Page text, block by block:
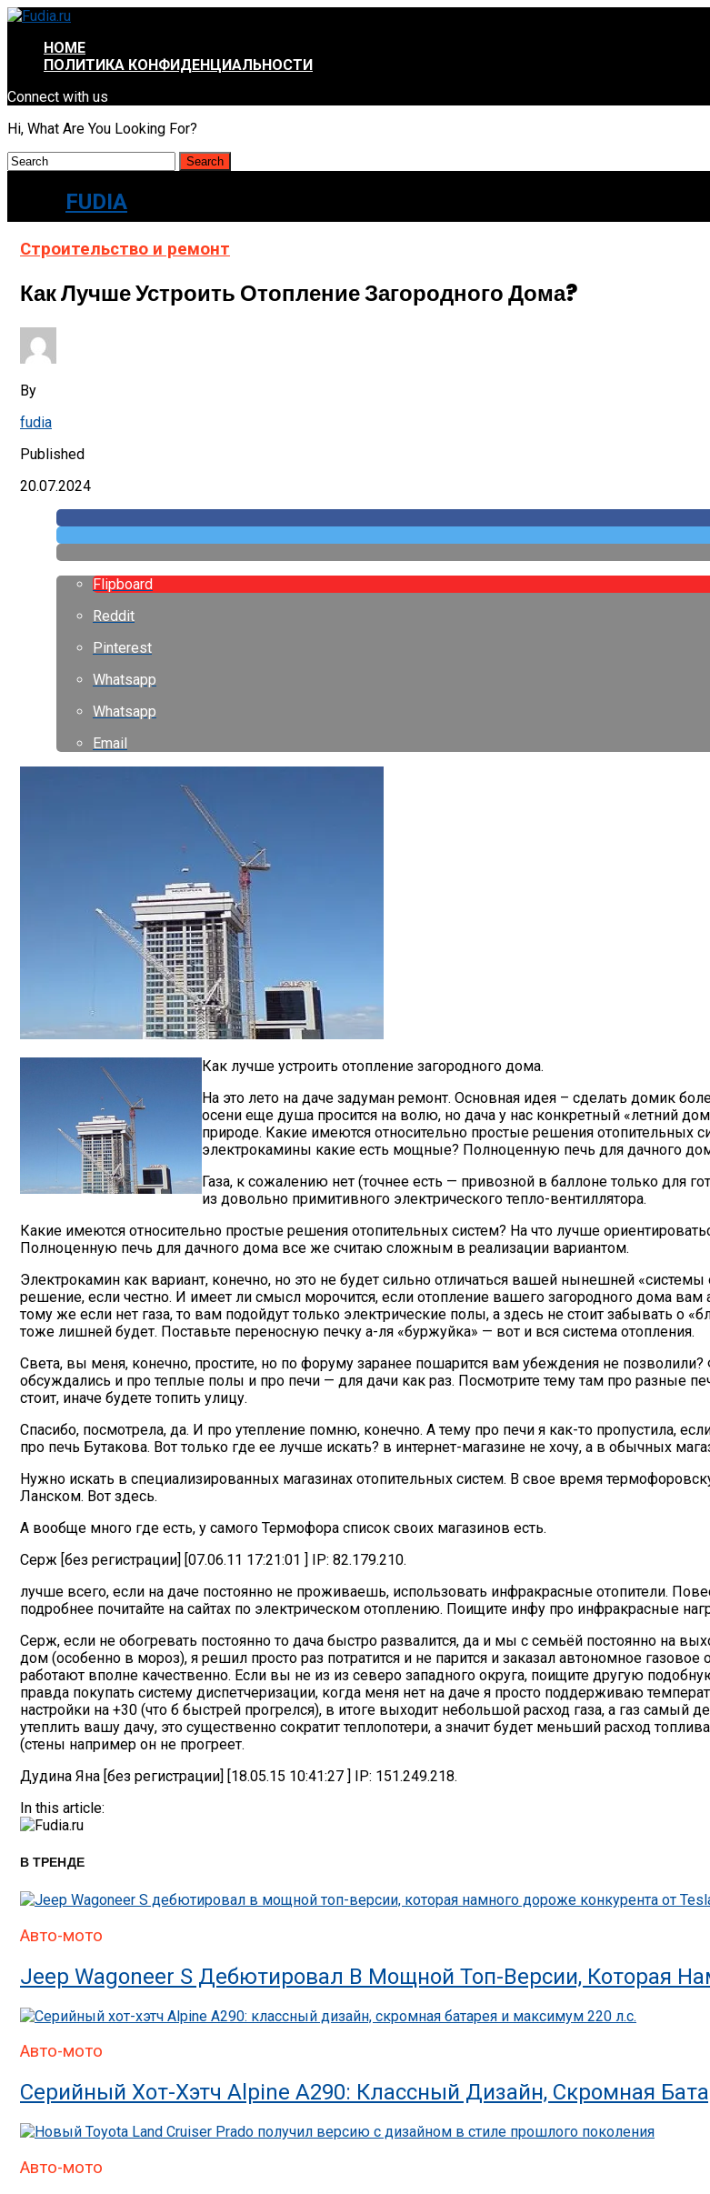
HOME
ПОЛИТИКА КОНФИДЕНЦИАЛЬНОСТИ
Connect with us
Hi, What Are You Looking For?
FUDIA
Строительство и ремонт
Как Лучше Устроить Отопление Загородного Дома?
By
fudia
Published
20.07.2024
Flipboard
Reddit
Pinterest
Whatsapp
Whatsapp
Email
Как лучше устроить отопление загородного дома.
На это лето на даче задуман ремонт. Основная идея – сделать домик
осени еще душа просится на волю, но дача у нас конкретный «летний
природе. Какие имеются относительно простые решения отопительных
электрокамины какие есть мощные? Полноценную печь для дачного
Газа, к сожалению нет (точнее есть — привозной в баллоне только для
из довольно примитивного электрического тепло-вентиллятора.
Какие имеются относительно простые решения отопительных систем? На что лучше
Полноценную печь для дачного дома все же считаю сложным в реализации вариантом.
Электрокамин как вариант, конечно, но это не будет сильно отличаться вашей нынешней
решение, если честно. И имеет ли смысл морочится, если отопление вашего загородного дома вам
тому же если нет газа, то вам подойдут только электрические полы, а здесь не стоит забывать о
тоже лишней будет. Поставьте переносную печку а-ля «буржуйка» — вот и вся система отопления.
Света, вы меня, конечно, простите, но по форуму заранее пошарится вам убеждения не
обсуждались и про теплые полы и про печи — для дачи как раз. Посмотрите тему там про разные
стоит, иначе будете топить улицу.
Спасибо, посмотрела, да. И про утепление помню, конечно. А тему про печи я как-то пропустила,
про печь Бутакова. Вот только где ее лучше искать? в интернет-магазине не хочу, а в обычных
Нужно искать в специализированных магазинах отопительных систем. В свое время
Ланском. Вот здесь.
А вообще много где есть, у самого Термофора список своих магазинов есть.
Серж [без регистрации] [07.06.11 17:21:01 ] IP: 82.179.210.
лучше всего, если на даче постоянно не проживаешь, использовать инфракрасные отопители.
подробнее почитайте на сайтах по электрическом отоплению. Поищите инфу про инфракрасные
Серж, если не обогревать постоянно то дача быстро развалится, да и мы с семьёй постоянно на
дом (особенно в мороз), я решил просто раз потратится и не парится и заказал автономное
работают вполне качественно. Если вы не из из северо западного округа, поищите другую
правда покупать систему диспетчеризации, когда меня нет на даче я просто поддерживаю
настройки на +30 (что б быстрей прогрелся), в итоге выходит небольшой расход газа, а газ
утеплить вашу дачу, это существенно сократит теплопотери, а значит будет меньший расход
(стены например он не прогреет.
Дудина Яна [без регистрации] [18.05.15 10:41:27 ] IP: 151.249.218.
In this article:
В ТРЕНДЕ
Авто-мото
Jeep Wagoneer S Дебютировал В Мощной Топ-Версии, Которая
Авто-мото
Серийный Хот-Хэтч Alpine A290: Классный Дизайн, Скромная
Авто-мото